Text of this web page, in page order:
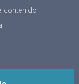
contenido